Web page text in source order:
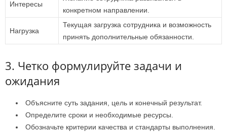
Интересы
конкретном направлении.
Нагрузка
Текущая загрузка сотрудника и возможность
принять дополнительные обязанности.
3. Четко формулируйте задачи и
ожидания
Объясните суть задания, цель и конечный результат.
Определите сроки и необходимые ресурсы.
Обозначьте критерии качества и стандарты выполнения.